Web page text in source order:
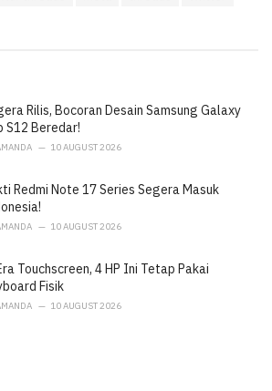
Rilis, Bocoran Desain Samsung Galaxy
S12 Beredar!
10 AUGUST 2026
Redmi Note 17 Series Segera Masuk
10 AUGUST 2026
Touchscreen, 4 HP Ini Tetap Pakai
Fisik
10 AUGUST 2026